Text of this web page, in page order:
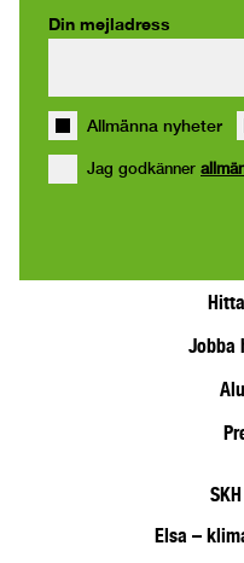
Din mejladress
Allmänna nyheter
Jag godkänner
Jobba
Elsa –